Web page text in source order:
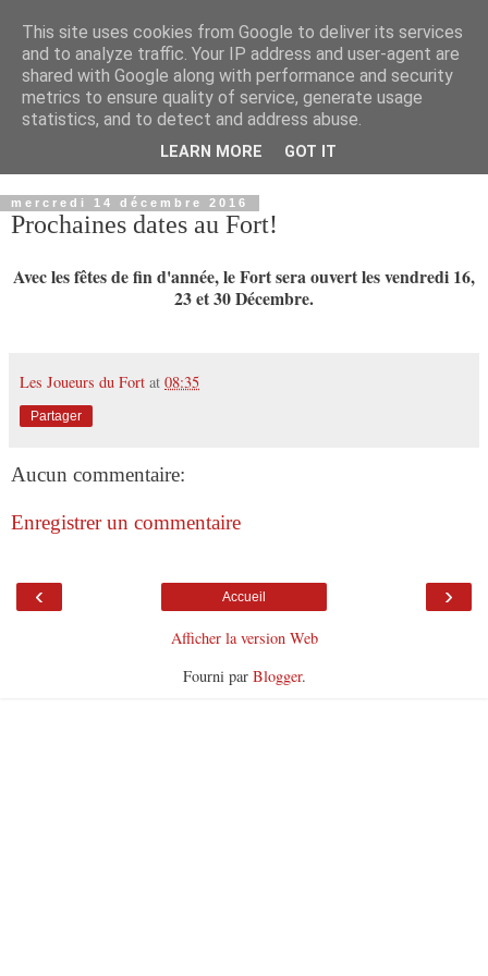
mercredi 14 décembre 2016
Prochaines dates au Fort!
Avec les fêtes de fin d'année, le Fort sera ouvert les vendredi 16,
23 et 30 Décembre.
Les Joueurs du Fort at 08:35
Partager
Aucun commentaire:
Enregistrer un commentaire
‹ ›
Accueil
Afficher la version Web
Fourni par Blogger.
This site uses cookies from Google to deliver its services
and to analyze traffic. Your IP address and user-agent are
shared with Google along with performance and security
metrics to ensure quality of service, generate usage
statistics, and to detect and address abuse.
LEARN MORE GOT IT